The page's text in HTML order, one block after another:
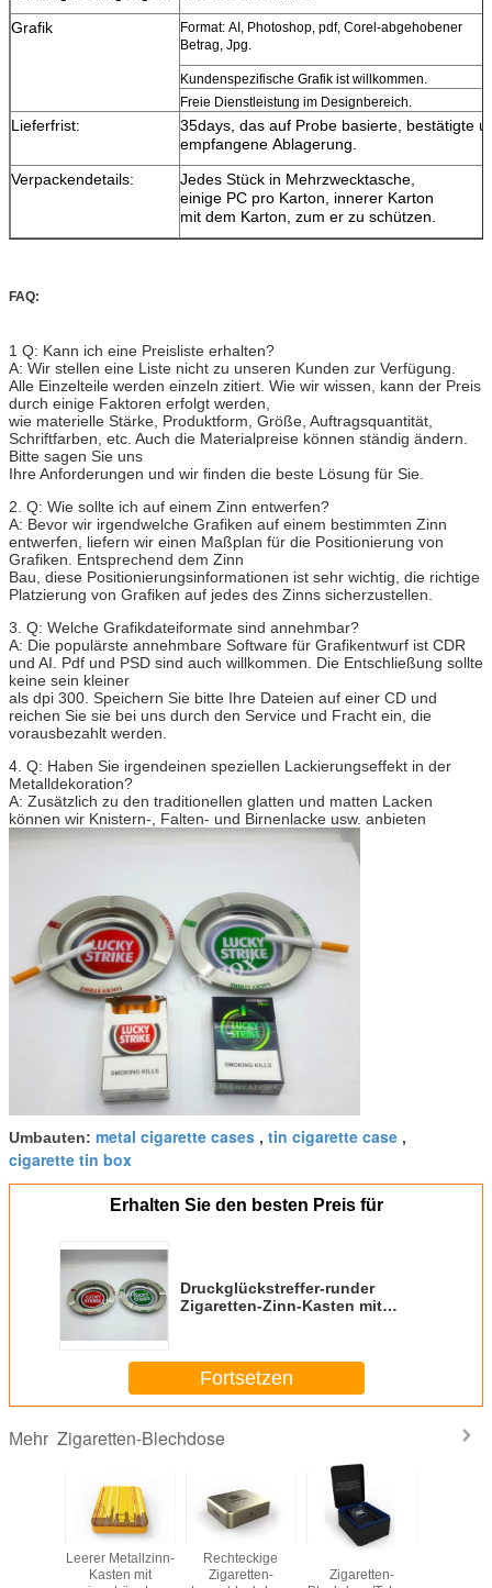
Grafik
Format: AI, Photoshop, pdf, Corel-abgehobener
Betrag, Jpg.
Kundenspezifische Grafik ist willkommen.
Freie Dienstleistung im Designbereich.
Lieferfrist:
35days, das auf Probe basierte, bestätigte
empfangene Ablagerung.
Verpackendetails:
Jedes Stück in Mehrzwecktasche,
einige PC pro Karton, innerer Karton
mit dem Karton, zum er zu schützen.
FAQ:
1 Q: Kann ich eine Preisliste erhalten?
A: Wir stellen eine Liste nicht zu unseren Kunden zur Verfügung.
Alle Einzelteile werden einzeln zitiert. Wie wir wissen, kann der Preis
durch einige Faktoren erfolgt werden,
wie materielle Stärke, Produktform, Größe, Auftragsquantität,
Schriftfarben, etc. Auch die Materialpreise können ständig ändern.
Bitte sagen Sie uns
Ihre Anforderungen und wir finden die beste Lösung für Sie.
2. Q: Wie sollte ich auf einem Zinn entwerfen?
A: Bevor wir irgendwelche Grafiken auf einem bestimmten Zinn
entwerfen, liefern wir einen Maßplan für die Positionierung von
Grafiken. Entsprechend dem Zinn
Bau, diese Positionierungsinformationen ist sehr wichtig, die richtige
Platzierung von Grafiken auf jedes des Zinns sicherzustellen.
3. Q: Welche Grafikdateiformate sind annehmbar?
A: Die populärste annehmbare Software für Grafikentwurf ist CDR
und AI. Pdf und PSD sind auch willkommen. Die Entschließung sollte
keine sein kleiner
als dpi 300. Speichern Sie bitte Ihre Dateien auf einer CD und
reichen Sie sie bei uns durch den Service und Fracht ein, die
vorausbezahlt werden.
4. Q: Haben Sie irgendeinen speziellen Lackierungseffekt in der
Metalldekoration?
A: Zusätzlich zu den traditionellen glatten und matten Lacken
können wir Knistern-, Falten- und Birnenlacke usw. anbieten
Umbauten: metal cigarette cases , tin cigarette case ,
cigarette tin box
Erhalten Sie den besten Preis für
Druckglückstreffer-runder
Zigaretten-Zinn-Kasten mit
Fortsetzen
Mehr Zigaretten-Blechdose
Leerer Metallzinn-
Kasten mit
Rechteckige
Zigaretten-
Zigaretten-